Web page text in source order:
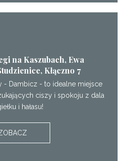
na Kaszubach, Ewa
Kłączno 7
- Dambicz - to idealne miejsce
ciszy i spokoju z dala
i hałasu!